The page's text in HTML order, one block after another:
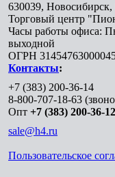
630039, Новосибирск,
Торговый центр
Часы работы офиса:
выходной
ОГРН
Контакты:
+7 (383) 200-36-14
8-800-707-18-63
Опт +7 (383) 200-36-12
sale@h4.ru
Пользовательское